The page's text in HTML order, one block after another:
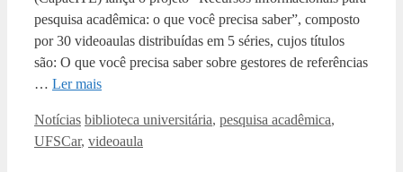
pesquisa acadêmica: o que você precisa saber”, composto
por 30 videoaulas distribuídas em 5 séries, cujos títulos
são: O que você precisa saber sobre gestores de referências
… Ler mais
Categorias
Notícias Tags
biblioteca universitária, pesquisa acadêmica,
UFSCar, videoaula